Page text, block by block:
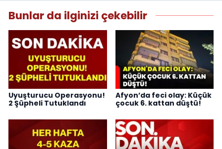
Bunlar da ilginizi çekebilir
Uyuşturucu Operasyonu!
2 Şüpheli Tutuklandı
Afyon’da feci olay: Küçük
çocuk 6. kattan düştü!